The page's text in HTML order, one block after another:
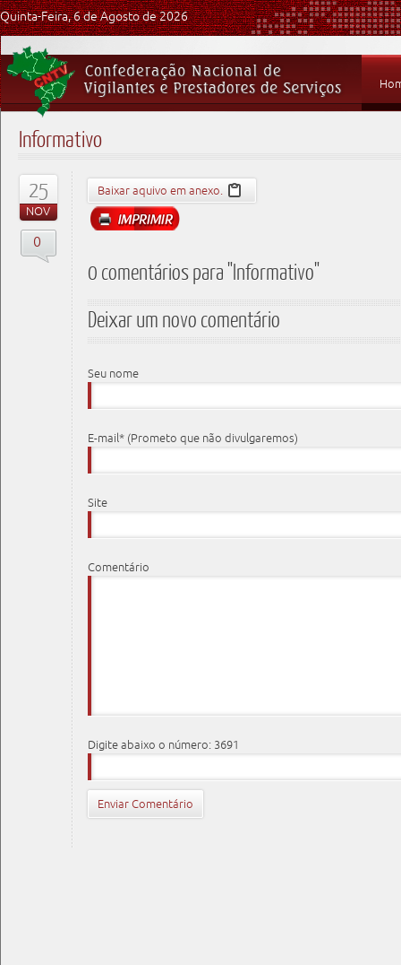
Quinta-Feira, 6 de Agosto de 2026
Informativo
25
NOV
0
Baixar aquivo em anexo.
0 comentários para "Informativo"
Deixar um novo comentário
Seu nome
E-mail* (Prometo que não divulgaremos)
Site
Comentário
Digite abaixo o número: 3691